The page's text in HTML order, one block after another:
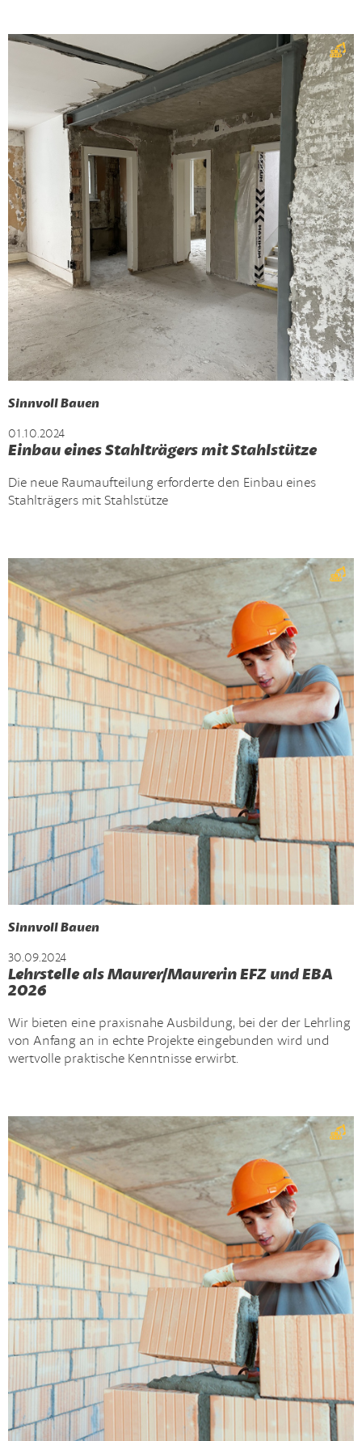
Sinnvoll Bauen
01.10.2024
Einbau eines Stahlträgers mit Stahlstütze
Die neue Raumaufteilung erforderte den Einbau eines
Stahlträgers mit Stahlstütze
Sinnvoll Bauen
30.09.2024
Lehrstelle als Maurer/Maurerin EFZ und EBA
2026
Wir bieten eine praxisnahe Ausbildung, bei der der Lehrling
von Anfang an in echte Projekte eingebunden wird und
wertvolle praktische Kenntnisse erwirbt.